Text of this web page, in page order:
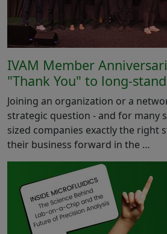
IVAM Member
"Thank You" to long-
Joining an organization or a
strategic question - and for many
sized companies exactly the right
their business forward in the …